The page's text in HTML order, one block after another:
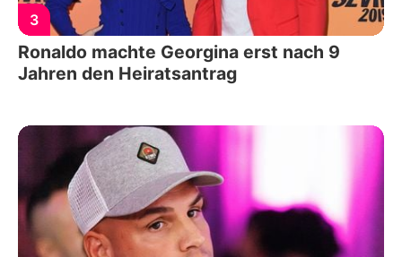
3
Ronaldo machte Georgina erst nach 9
Jahren den Heiratsantrag